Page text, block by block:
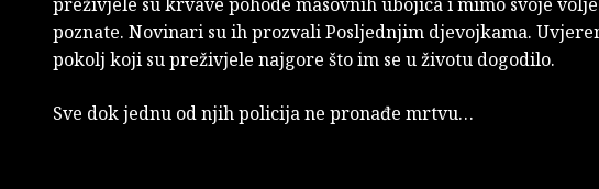
poznate. Novinari su ih prozvali Posljednjim djevojkama.
pokolj koji su preživjele najgore što im se u životu dogodilo.
Sve dok jednu od njih policija ne pronađe mrtvu…